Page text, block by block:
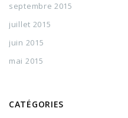
septembre 2015
juillet 2015
juin 2015
mai 2015
CATÉGORIES